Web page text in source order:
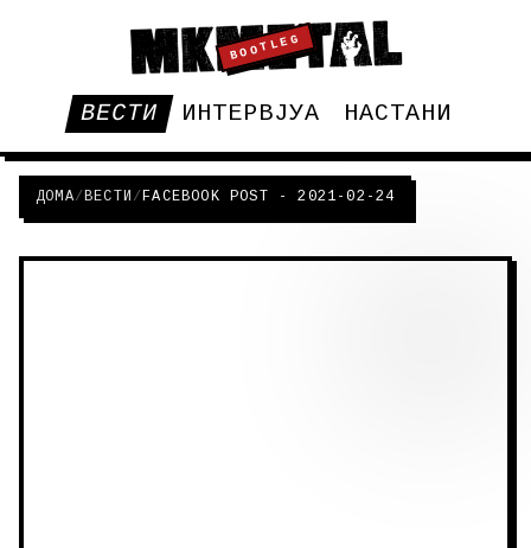
BOOTLEG
ВЕСТИ ИНТЕРВЈУА НАСТАНИ
ДОМА/ВЕСТИ /FACEBOOK POST - 2021-02-24